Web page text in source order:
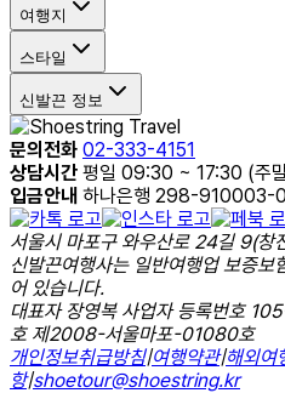
여행지
스타일
신발끈 정보
문의전화 02-333-4151
상담시간 평일 09:30 ~ 17:30 (주말
입금안내 하나은행 298-910003-
서울시 마포구 와우산로 24길 9(
신발끈여행사는 일반여행업 보증
어 있습니다.
대표자 장영복 사업자 등록번호
호 제2008-서울마포-01080호
개인정보취급방침|여행약관|해외여
항|shoetour@shoestring.kr